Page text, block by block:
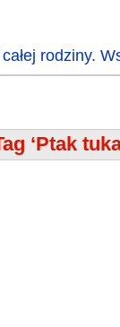
rodziny.
‘Ptak